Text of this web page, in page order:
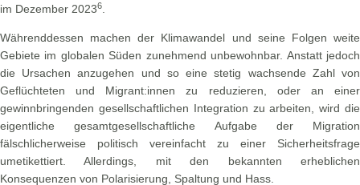
im Dezember 20236.
Währenddessen machen der Klimawandel und seine Folgen weite
Gebiete im globalen Süden zunehmend unbewohnbar. Anstatt jedoch
die Ursachen anzugehen und so eine stetig wachsende Zahl von
Geflüchteten und Migrant:innen zu reduzieren, oder an einer
gewinnbringenden gesellschaftlichen Integration zu arbeiten, wird die
eigentliche gesamtgesellschaftliche Aufgabe der Migration
fälschlicherweise politisch vereinfacht zu einer Sicherheitsfrage
umetikettiert. Allerdings, mit den bekannten erheblichen
Konsequenzen von Polarisierung, Spaltung und Hass.